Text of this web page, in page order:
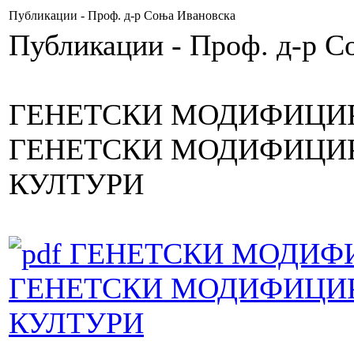
Публикации - Проф. д-р Соња Ивановска
Публикации - Проф. д-р
ГЕНЕТСКИ
ГЕНЕТСКИ
КУЛТУРИ
ГЕНЕТСКИ
ГЕНЕТСКИ
КУЛТУРИ